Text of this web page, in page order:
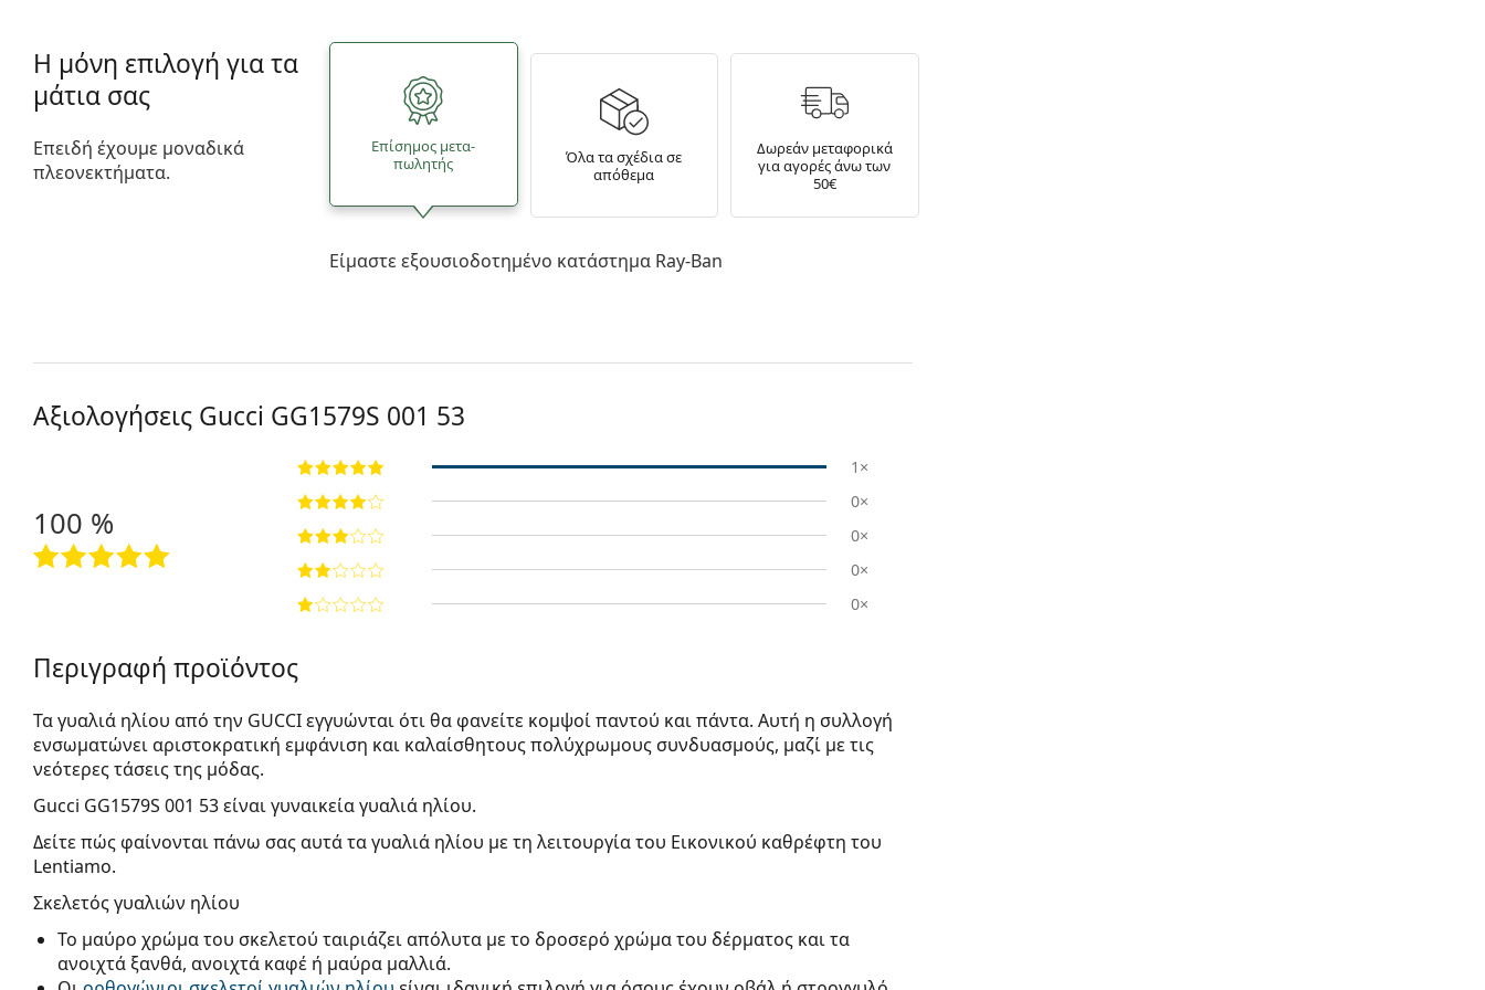
Η μόνη επιλογή για τα
μάτια σας
Επειδή έχουμε μοναδικά
πλεονεκτήματα.
Επίσημος μετα­
πωλητής
Όλα τα σχέδια σε
απόθεμα
Δωρεάν μεταφορικά
για αγορές άνω των
50€
Είμαστε εξουσιοδοτημένο κατάστημα Ray-Ban
Αξιολογήσεις Gucci GG1579S 001 53
100 %
1×
0×
0×
0×
0×
Περιγραφή προϊόντος
Τα γυαλιά ηλίου από την GUCCI εγγυώνται ότι θα φανείτε κομψοί παντού και πάντα. Αυτή η συλλογή
ενσωματώνει αριστοκρατική εμφάνιση και καλαίσθητους πολύχρωμους συνδυασμούς, μαζί με τις
νεότερες τάσεις της μόδας.
Gucci GG1579S 001 53είναι γυναικεία γυαλιά ηλίου.
Δείτε πώς φαίνονται πάνω σας αυτά τα γυαλιά ηλίου με τη λειτουργία του Εικονικού καθρέφτη του
Lentiamo.
Σκελετός γυαλιών ηλίου
Το μαύρο χρώμα του σκελετού ταιριάζει απόλυτα με το δροσερό χρώμα του δέρματος και τα
ανοιχτά ξανθά, ανοιχτά καφέ ή μαύρα μαλλιά.